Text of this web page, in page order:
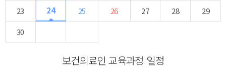
23
24 25 26 27 28
29
30
보건의료인 교육과정 일정